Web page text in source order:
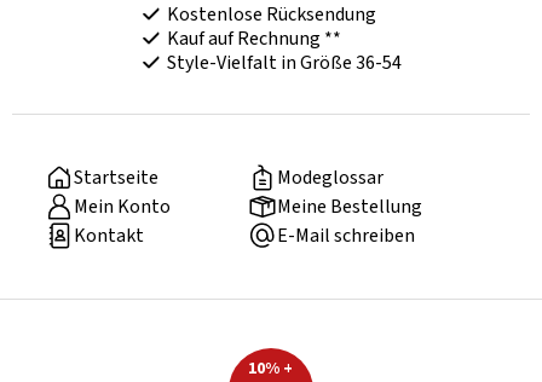
Kostenlose Rücksendung
Kauf auf Rechnung **
Style-Vielfalt in Größe 36-54
Startseite
Modeglossar
Mein Konto
Meine Bestellung
Kontakt
E-Mail schreiben
10% +